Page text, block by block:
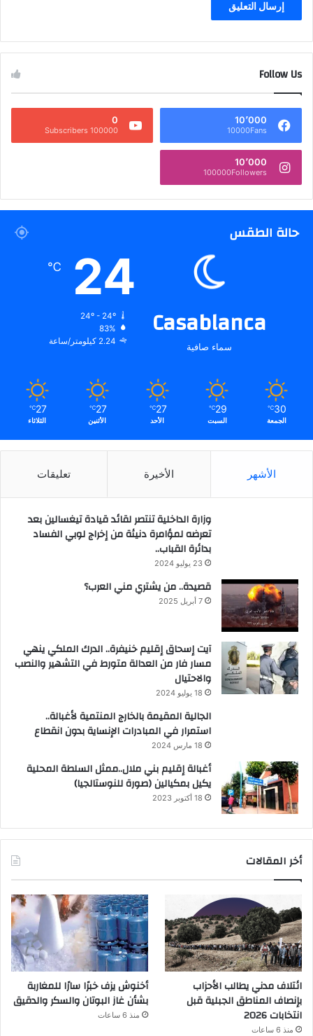
Follow Us
10٬000
10000Fans
0
100000 Subscribers
10٬000
100000Followers
حالة الطقس
Casablanca
سماء صافية
24
℃
24º - 24º
83%
2.24 كيلومتر/ساعة
30
℃
الجمعة
29
℃
السبت
27
℃
الأحد
27
℃
الأثنين
27
℃
الثلاثاء
الأشهر الأخيرة تعليقات
وزارة الداخلية تنتصر لقائد قيادة تيغسالين بعد
تعرضه لمؤامرة دنيئة من إخراج لوبي الفساد
بدائرة القباب..
23 يوليو 2024
قصيدة.. من يشتري مني العرب؟
7 أبريل 2025
آيت إسحاق إقليم خنيفرة.. الدرك الملكي ينهي
مسار فار من العدالة متورط في التشهير والنصب
والاحتيال
18 يوليو 2024
الجالية المقيمة بالخارج المنتمية لأغبالة..
استمرار في المبادرات الإنساية بدون انقطاع
18 مارس 2024
أغبالة إقليم بني ملال..ممثل السلطة المحلية
يكيل بمكيالين (صورة للنوستالجيا)
18 أكتوبر 2023
أخر المقالات
ائتلاف مدني يطالب الأحزاب
بإنصاف المناطق الجبلية قبل
انتخابات 2026
منذ 6 ساعات
أخنوش يزف خبرًا سارًا للمغاربة
بشأن غاز البوتان والسكر والدقيق
منذ 6 ساعات